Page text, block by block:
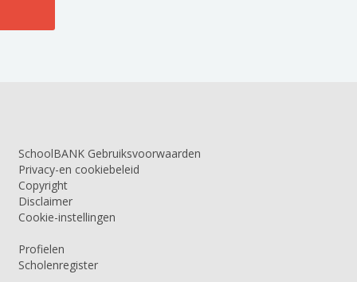
SchoolBANK Gebruiksvoorwaarden
Privacy-en cookiebeleid
Copyright
Disclaimer
Cookie-instellingen
Profielen
Scholenregister